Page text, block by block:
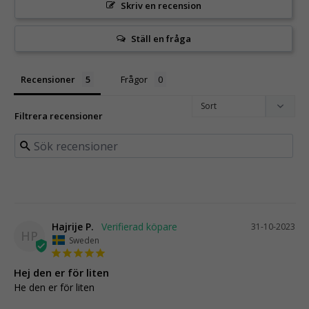
Skriv en recension
Ställ en fråga
Recensioner Frågor
Filtrera recensioner
HP
31-10-2023
Hajrije P.
Sweden
Hej den er för liten
He den er för liten